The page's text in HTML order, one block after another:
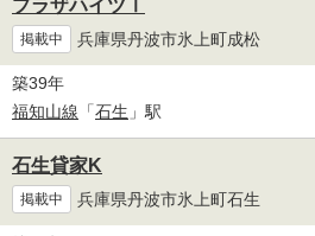
プラザハイツⅠ
掲載中 兵庫県丹波市氷上町成松
築39年
福知山線 「石生 」駅
石生貸家K
掲載中 兵庫県丹波市氷上町石生